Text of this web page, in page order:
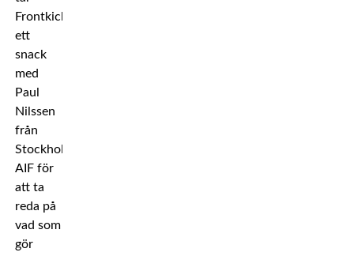
Frontkick
ett
snack
med
Paul
Nilssen
från
Stockholms
AIF för
att ta
reda på
vad som
gör